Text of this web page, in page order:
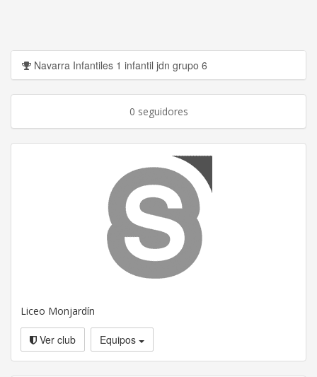
Navarra Infantiles 1 infantil jdn grupo 6
0 seguidores
Liceo Monjardín
Ver club Equipos